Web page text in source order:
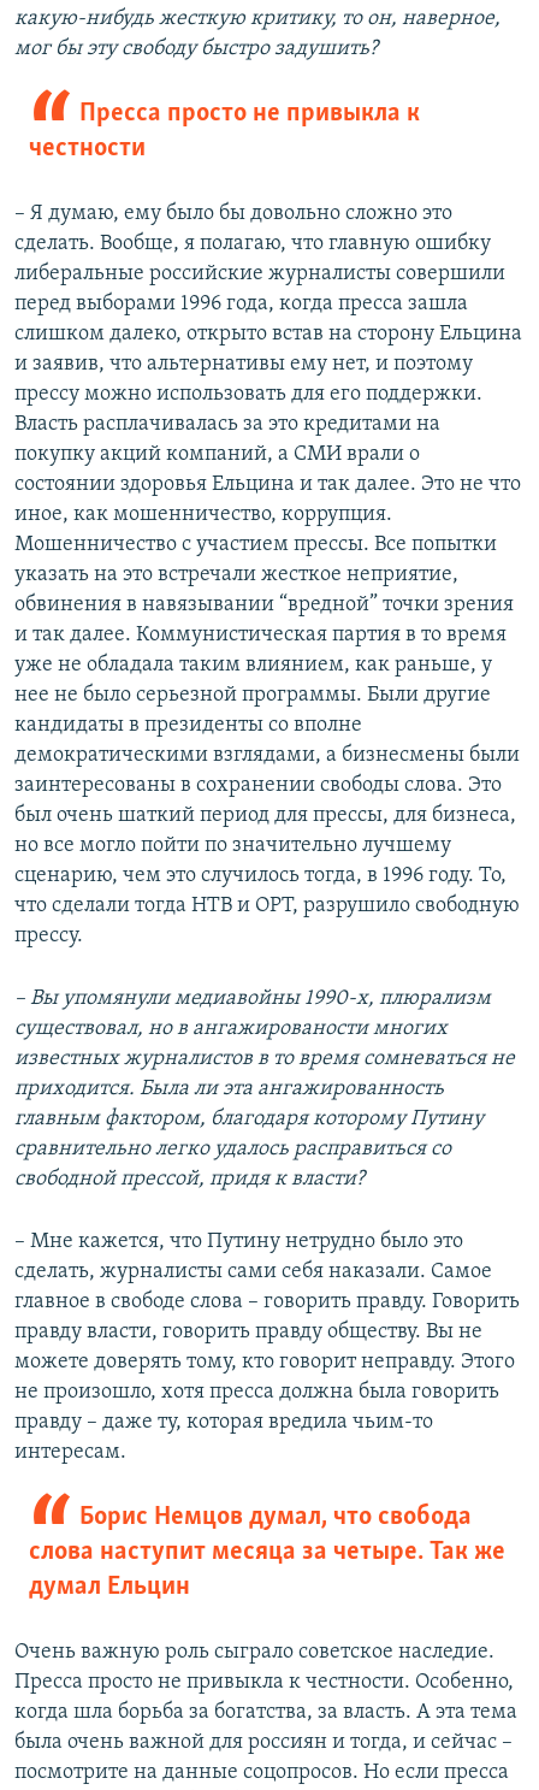
какую-нибудь жесткую критику, то он, наверное,
мог бы эту свободу быстро задушить?
Пресса просто не привыкла к
честности
– Я думаю, ему было бы довольно сложно это
сделать. Вообще, я полагаю, что главную ошибку
либеральные российские журналисты совершили
перед выборами 1996 года, когда пресса зашла
слишком далеко, открыто встав на сторону Ельцина
и заявив, что альтернативы ему нет, и поэтому
прессу можно использовать для его поддержки.
Власть расплачивалась за это кредитами на
покупку акций компаний, а СМИ врали о
состоянии здоровья Ельцина и так далее. Это не что
иное, как мошенничество, коррупция.
Мошенничество с участием прессы. Все попытки
указать на это встречали жесткое неприятие,
обвинения в навязывании “вредной” точки зрения
и так далее. Коммунистическая партия в то время
уже не обладала таким влиянием, как раньше, у
нее не было серьезной программы. Были другие
кандидаты в президенты со вполне
демократическими взглядами, а бизнесмены были
заинтересованы в сохранении свободы слова. Это
был очень шаткий период для прессы, для бизнеса,
но все могло пойти по значительно лучшему
сценарию, чем это случилось тогда, в 1996 году. То,
что сделали тогда НТВ и ОРТ, разрушило свободную
прессу.
– Вы упомянули медиавойны 1990-х, плюрализм
существовал, но в ангажированости многих
известных журналистов в то время сомневаться не
приходится. Была ли эта ангажированность
главным фактором, благодаря которому Путину
сравнительно легко удалось расправиться со
свободной прессой, придя к власти?
– Мне кажется, что Путину нетрудно было это
сделать, журналисты сами себя наказали. Самое
главное в свободе слова – говорить правду. Говорить
правду власти, говорить правду обществу. Вы не
можете доверять тому, кто говорит неправду. Этого
не произошло, хотя пресса должна была говорить
правду – даже ту, которая вредила чьим-то
интересам.
Борис Немцов думал, что свобода
слова наступит месяца за четыре. Так же
думал Ельцин
Очень важную роль сыграло советское наследие.
Пресса просто не привыкла к честности. Особенно,
когда шла борьба за богатства, за власть. А эта тема
была очень важной для россиян и тогда, и сейчас –
посмотрите на данные соцопросов. Но если пресса